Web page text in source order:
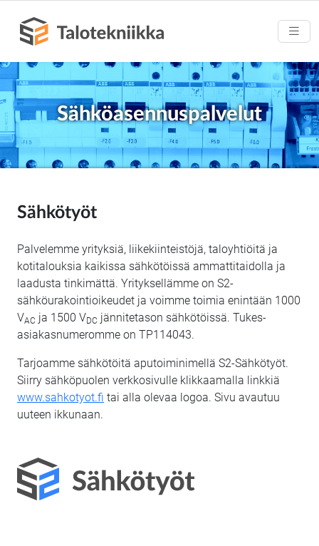
Sähköasennuspalvelut
Sähkötyöt
Palvelemme yrityksiä, liikekiinteistöjä, taloyhtiöitä ja
kotitalouksia kaikissa sähkötöissä ammattitaidolla ja
laadusta tinkimättä. Yrityksellämme on S2-
sähköurakointioikeudet ja voimme toimia enintään 1000
VAC ja 1500 VDC jännitetason sähkötöissä. Tukes-
asiakasnumeromme on TP114043.
Tarjoamme sähkötöitä aputoiminimellä S2-Sähkötyöt.
Siirry sähköpuolen verkkosivulle klikkaamalla linkkiä
www.sahkotyot.fi tai alla olevaa logoa. Sivu avautuu
uuteen ikkunaan.